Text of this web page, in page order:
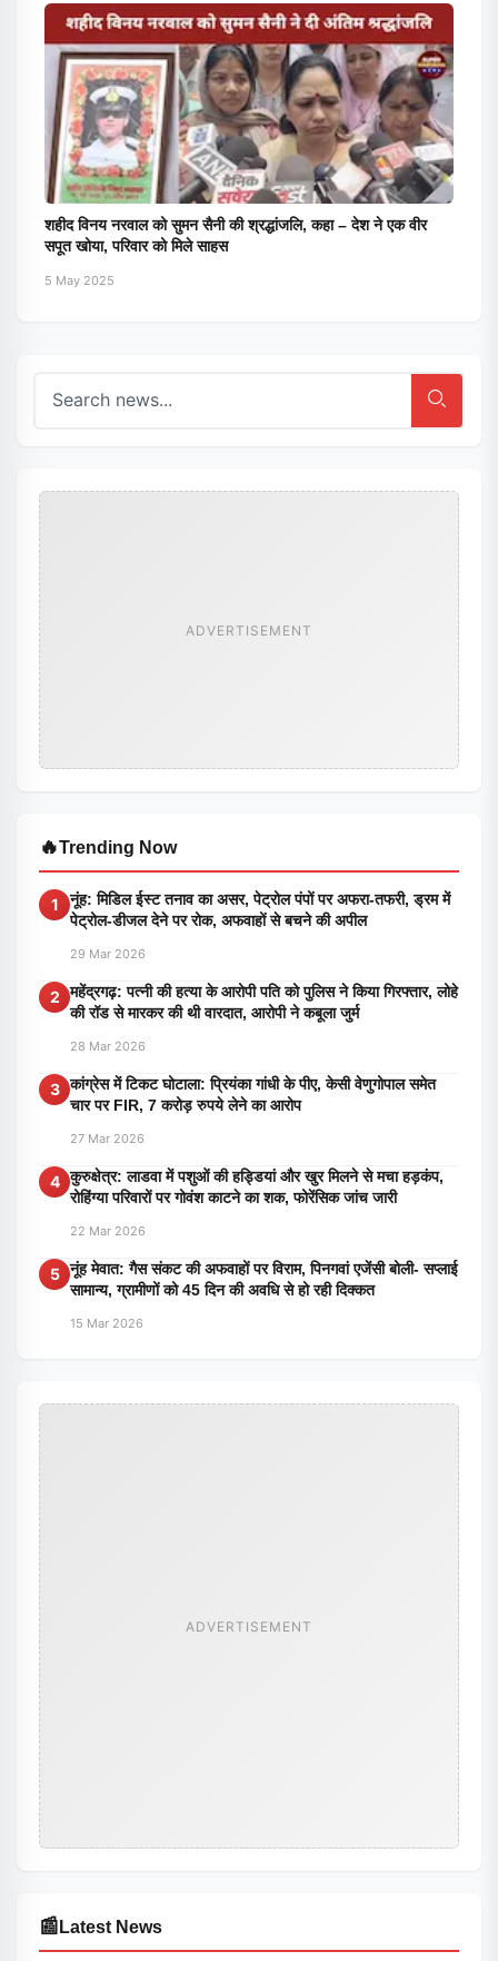
शहीद विनय नरवाल को सुमन सैनी की श्रद्धांजलि, कहा – देश ने एक वीर
सपूत खोया, परिवार को मिले साहस
5 May 2025
ADVERTISEMENT
🔥Trending Now
1
नूंह: मिडिल ईस्ट तनाव का असर, पेट्रोल पंपों पर अफरा-तफरी, ड्रम में
पेट्रोल-डीजल देने पर रोक, अफवाहों से बचने की अपील
29 Mar 2026
2
महेंद्रगढ़: पत्नी की हत्या के आरोपी पति को पुलिस ने किया गिरफ्तार, लोहे
की रॉड से मारकर की थी वारदात, आरोपी ने कबूला जुर्म
28 Mar 2026
3 कांग्रेस में टिकट घोटाला: प्रियंका गांधी के पीए, केसी वेणुगोपाल समेत
चार पर FIR, 7 करोड़ रुपये लेने का आरोप
27 Mar 2026
4 कुरुक्षेत्र: लाडवा में पशुओं की हड्डियां और खुर मिलने से मचा हड़कंप,
रोहिंग्या परिवारों पर गोवंश काटने का शक, फोरेंसिक जांच जारी
22 Mar 2026
5 नूंह मेवात: गैस संकट की अफवाहों पर विराम, पिनगवां एजेंसी बोली- सप्लाई
सामान्य, ग्रामीणों को 45 दिन की अवधि से हो रही दिक्कत
15 Mar 2026
ADVERTISEMENT
📰 Latest News